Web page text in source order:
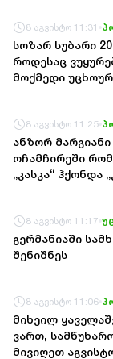
შეესაბამება
8 აგვისტო 11:31
სოზარ სუბარი
როდესაც
მოქმედი
შერიგება
აფხაზებს შორის
8 აგვისტო 11:25
ანზორ მარგიანი
ოჩამჩირეში
„კასკა“
8 აგვისტო 11:17
გერმანიაში
შენიშნეს
8 აგვისტო 11:06
მიხეილ
ვართ,
მივიღეთ